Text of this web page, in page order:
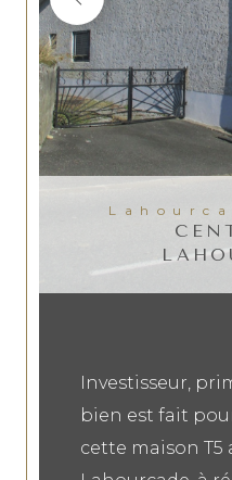
Investisseur,
bien est fait
cette maison T5